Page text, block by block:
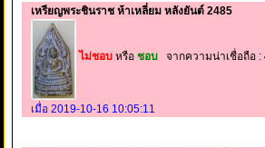
เหรียญพระชินราช ห้าเหลี่ยม หลังยันต์ 2485
ไม่ชอบ หรือ ชอบ จากความน่าเชื่อถือ :
เมื่อ 2019-10-16 10:05:11